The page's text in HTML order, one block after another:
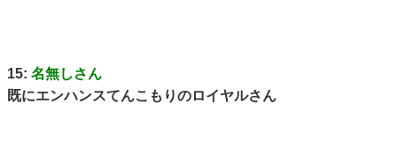
15: 名無しさん
既にエンハンスてんこもりのロイヤルさん